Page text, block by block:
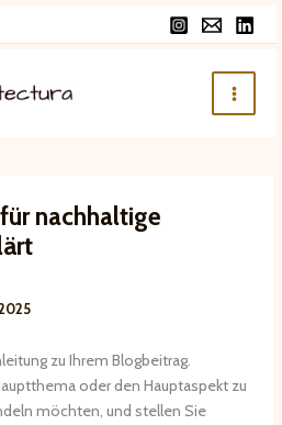
nachhaltige
zu Ihrem Blogbeitrag.
oder den Hauptaspekt zu
möchten, und stellen Sie